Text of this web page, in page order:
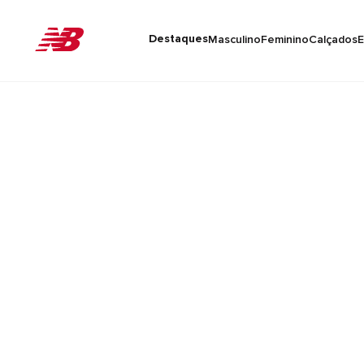
DestaquesMasculinoFemininoCalçados